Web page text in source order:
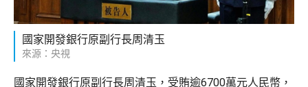
國家開發銀行原副行長周清玉
來源：央視
國家開發銀行原副行長周清玉，受賄逾6700萬元人民幣，